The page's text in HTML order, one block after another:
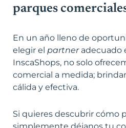
parques
En un año lleno de
elegir el partneradecuado
InscaShops, no solo
comercial a medida;
cálida y efectiva.
Si quieres descubrir cómo